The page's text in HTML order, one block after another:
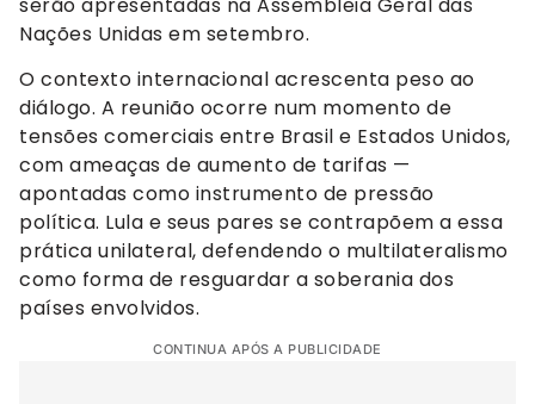
Nações Unidas em setembro.
O contexto internacional acrescenta peso ao
diálogo. A reunião ocorre num momento de
tensões comerciais entre Brasil e Estados Unidos,
com ameaças de aumento de tarifas —
apontadas como instrumento de pressão
política. Lula e seus pares se contrapõem a essa
prática unilateral, defendendo o multilateralismo
como forma de resguardar a soberania dos
países envolvidos.
CONTINUA APÓS A PUBLICIDADE